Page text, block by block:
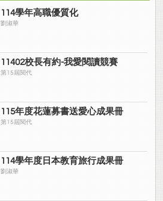
114學年高職優質化
劉淑華
11402校長有約-我愛閱讀競賽
第15屆閱代
115年度花蓮募書送愛心成果冊
第15屆閱代
114學年度日本教育旅行成果冊
劉淑華